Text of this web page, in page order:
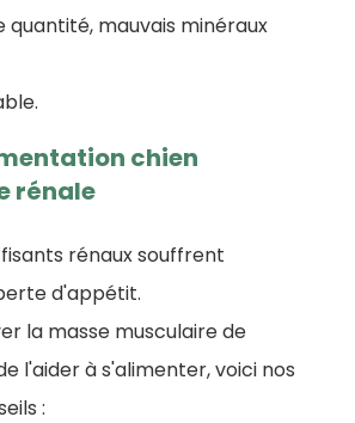
quantité, mauvais minéraux
chien
rénale
rénaux souffrent
d'appétit.
la masse musculaire de
l'aider à s'alimenter, voici nos
: